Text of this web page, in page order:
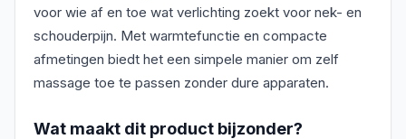
voor wie af en toe wat verlichting zoekt voor nek- en
schouderpijn. Met warmtefunctie en compacte
afmetingen biedt het een simpele manier om zelf
massage toe te passen zonder dure apparaten.
Wat maakt dit product bijzonder?